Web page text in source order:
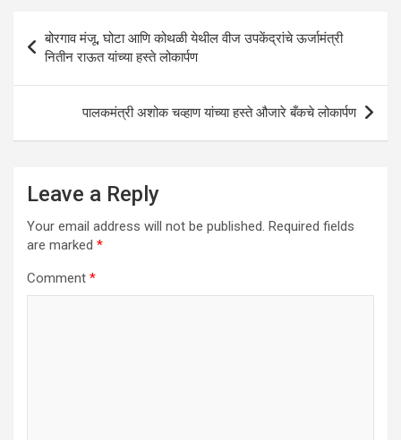
p
p
o
k
Post
navigation
बोरगाव मंजू, घोटा आणि कोथळी येथील वीज उपकेंद्रांचे ऊर्जामंत्री
नितीन राऊत यांच्या हस्ते लोकार्पण
पालकमंत्री अशोक चव्हाण यांच्या हस्ते औजारे बँकचे लोकार्पण
Leave a Reply
Your email address will not be published. Required fields
are marked *
Comment *